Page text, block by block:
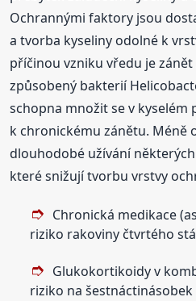
Ochrannými faktory jsou
a tvorba kyseliny odolné k
příčinou vzniku vředu je
způsobený bakterií
schopna množit se v kyselém
k chronickému zánětu. Méně
dlouhodobé užívání
které snižují tvorbu vrstvy
Chronická medikace
riziko rakoviny čtvrtého
Glukokortikoidy v
riziko na